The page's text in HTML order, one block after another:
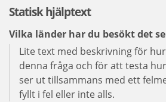
Statisk hjälptext
Vilka länder har du besökt det
Lite text med beskrivning för
denna fråga och för att testa
ser ut tillsammans med ett
fyllt i fel eller inte alls.